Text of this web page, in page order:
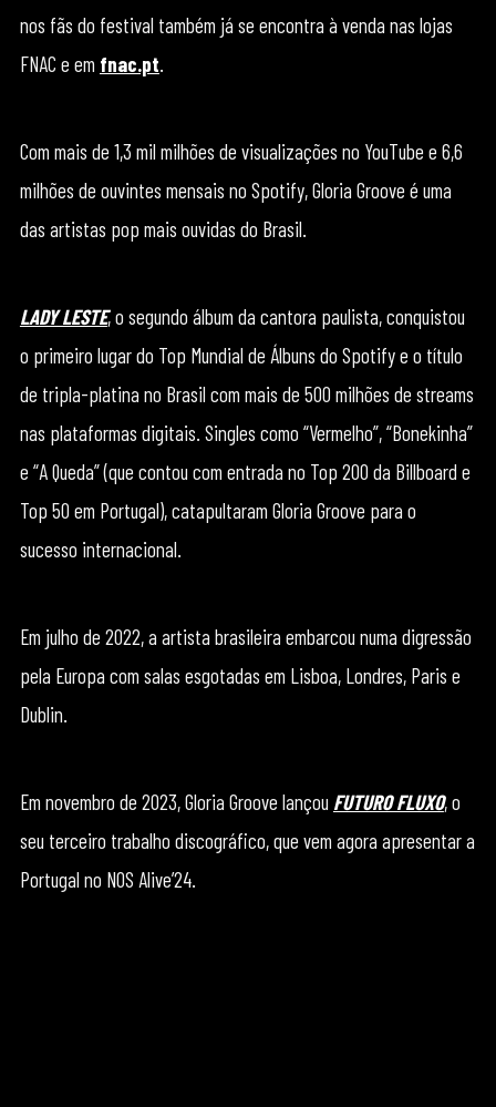
nos fãs do festival também já se encontra à venda nas lojas
FNAC e em fnac.pt.
Com mais de 1,3 mil milhões de visualizações no YouTube e 6,6
milhões de ouvintes mensais no Spotify, Gloria Groove é uma
das artistas pop mais ouvidas do Brasil.
LADY LESTE, o segundo álbum da cantora paulista, conquistou
o primeiro lugar do Top Mundial de Álbuns do Spotify e o título
de tripla-platina no Brasil com mais de 500 milhões de streams
nas plataformas digitais. Singles como “Vermelho”, “Bonekinha”
e “A Queda” (que contou com entrada no Top 200 da Billboard e
Top 50 em Portugal), catapultaram Gloria Groove para o
sucesso internacional.
Em julho de 2022, a artista brasileira embarcou numa digressão
pela Europa com salas esgotadas em Lisboa, Londres, Paris e
Dublin.
Em novembro de 2023, Gloria Groove lançou FUTURO FLUXO, o
seu terceiro trabalho discográfico, que vem agora apresentar a
Portugal no NOS Alive’24.